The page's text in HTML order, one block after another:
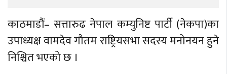
काठमाडौं– सत्तारुढ नेपाल कम्युनिष्ट पार्टी (नेकपा)का
उपाध्यक्ष वामदेव गौतम राष्ट्रियसभा सदस्य मनोनयन हुने
निश्चित भएको छ ।